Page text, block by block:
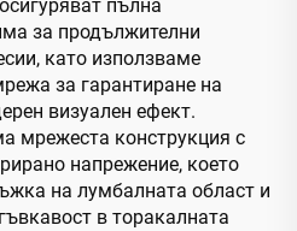
пълна
за продължителни
като използваме
за гарантиране на
визуален ефект.
мрежеста конструкция с
напрежение, което
на лумбалната област и
в торакалната